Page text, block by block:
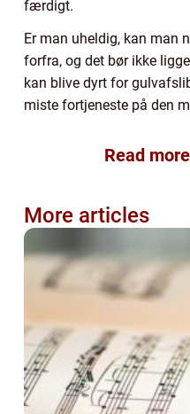
færdigt.
Er man uheldig, kan man
forfra, og det bør ikke
kan blive dyrt for
miste fortjeneste på den
Read
More articles